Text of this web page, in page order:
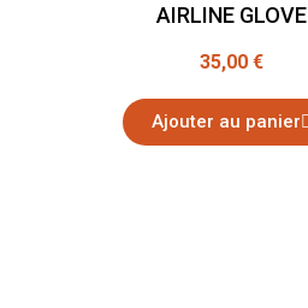
AIRLINE GLOVE
35,00 €
Ajouter au panier